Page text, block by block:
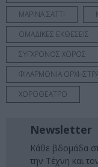
ΜΑΡΙΝΑ ΣΑΤΤΙ
ΟΜΑΔΙΚΕΣ ΕΚΘΕΣΕΙΣ
ΣΥΓΧΡΟΝΟΣ ΧΟΡΟΣ
ΦΙΛΑΡΜΟΝΙΑ
ΧΟΡΟΘΕΑΤΡΟ
Newsletter
Κάθε βδομάδα
την Τέχνη και